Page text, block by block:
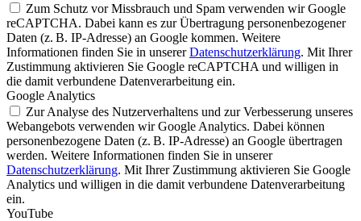
Zum Schutz vor Missbrauch und Spam verwenden wir Google
reCAPTCHA. Dabei kann es zur Übertragung personenbezogener
Daten (z. B. IP-Adresse) an Google kommen. Weitere
Informationen finden Sie in unsererDatenschutzerklärung. Mit Ihrer
Zustimmung aktivieren Sie Google reCAPTCHA und willigen in
die damit verbundene Datenverarbeitung ein.
Google Analytics
Zur Analyse des Nutzerverhaltens und zur Verbesserung unseres
Webangebots verwenden wir Google Analytics. Dabei können
personenbezogene Daten (z. B. IP-Adresse) an Google übertragen
werden. Weitere Informationen finden Sie in unserer
Datenschutzerklärung. Mit Ihrer Zustimmung aktivieren Sie Google
Analytics und willigen in die damit verbundene Datenverarbeitung
ein.
YouTube